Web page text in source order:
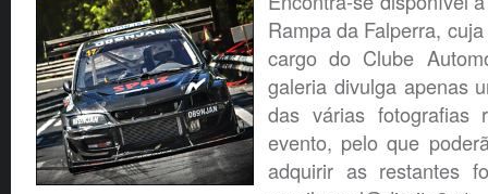
Rampa da Falperra,
cargo do Clube
galeria divulga apenas
das várias fotografias
evento, pelo que
adquirir as restantes